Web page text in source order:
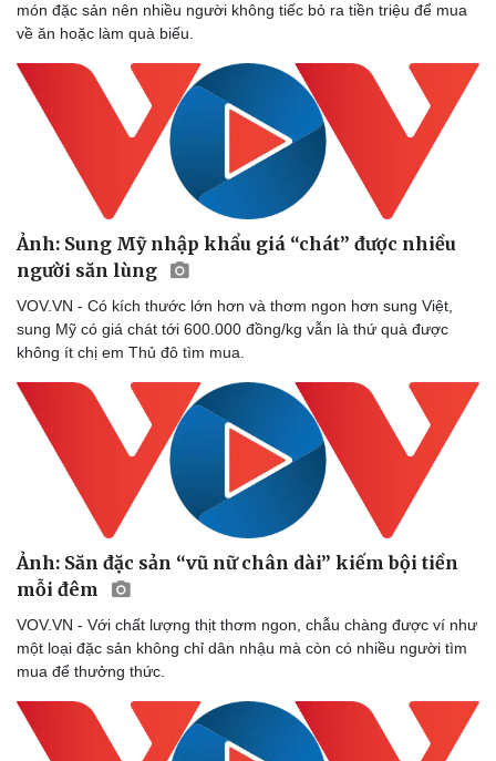
Doanh nghiệp
Thông tin doanh nghiệp
Doanh nghiệp 24h
Doanh nhân
Vì cộng đồng
Công nghệ
Sành điệu
Tin Công nghệ
Trải nghiệm
Chuyển đổi số
món đặc sản nên nhiều người không tiếc bỏ ra tiền triệu để mua
về ăn hoặc làm quà biếu.
Ảnh: Sung Mỹ nhập khẩu giá “chát” được nhiều
người săn lùng
VOV.VN - Có kích thước lớn hơn và thơm ngon hơn sung Việt,
sung Mỹ có giá chát tới 600.000 đồng/kg vẫn là thứ quà được
không ít chị em Thủ đô tìm mua.
Ảnh: Săn đặc sản “vũ nữ chân dài” kiếm bội tiền
mỗi đêm
VOV.VN - Với chất lượng thịt thơm ngon, chẫu chàng được ví như
một loại đặc sản không chỉ dân nhậu mà còn có nhiều người tìm
mua để thưởng thức.